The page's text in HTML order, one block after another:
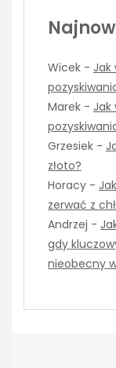
Wicek -
Marek -
Grzesiek -
złoto?
Horacy -
zerwać z
Andrzej -
gdy
nieobecny